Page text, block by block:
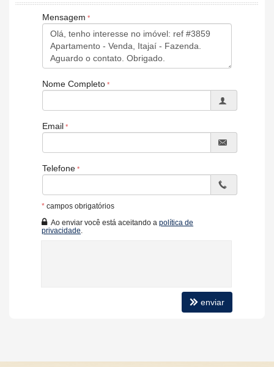
Amplo Deck Descoberto
Salão de Festas
Espaço Gourmet
Espaço Lareira
Sala de Jogos
Brinquedoteca
Mensagem
Nome Completo
Email
Telefone
* campos obrigatórios
Ao enviar você está aceitando a política de
privacidade
enviar